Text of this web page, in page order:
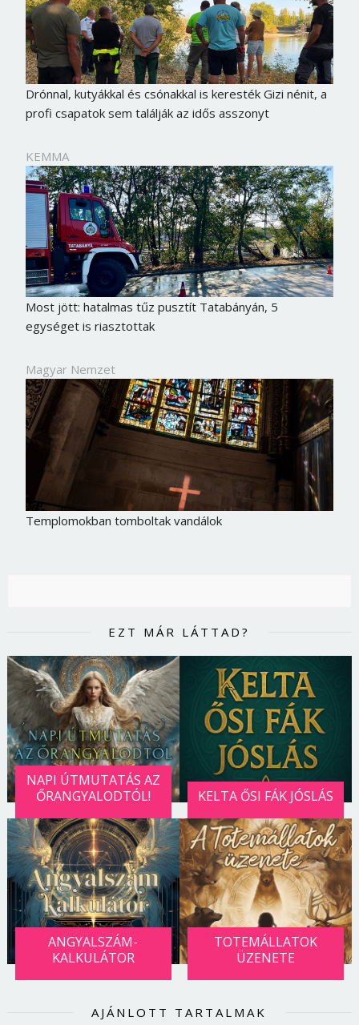
Drónnal, kutyákkal és csónakkal is keresték Gizi nénit, a
profi csapatok sem találják az idős asszonyt
KEMMA
Most jött: hatalmas tűz pusztít Tatabányán, 5
egységet is riasztottak
Magyar Nemzet
Templomokban tomboltak vandálok
EZT MÁR LÁTTAD?
NAPI ÚTMUTATÁS AZ
ŐRANGYALODTÓL!
KELTA ŐSI FÁK JÓSLÁS
ANGYALSZÁM-
KALKULÁTOR
TOTEMÁLLATOK
ÜZENETE
AJÁNLOTT TARTALMAK